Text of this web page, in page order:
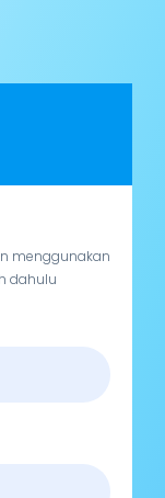
menggunakan
dahulu